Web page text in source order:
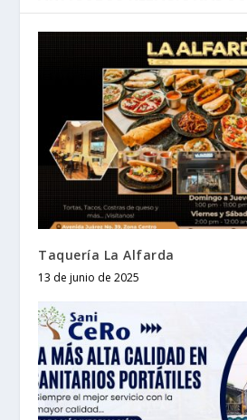
Taquería La Alfarda
13 de junio de 2025